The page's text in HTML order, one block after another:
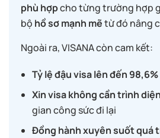
phù hợpcho từng trường hợp
bộ hồ sơ mạnh mẽtừ đó nâng
Ngoài ra, VISANA còn cam kết:
Tỷ lệ đậu visa lên đến 98,6%
Xin visa không cần trình diện
gian công sức đi lại
Đồng hành xuyên suốt quá